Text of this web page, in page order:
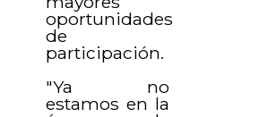
oportunidades
de
participación.
"Ya no
estamos en la